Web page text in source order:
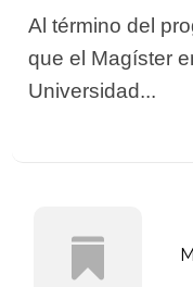
Al término del
que el Magíster
Universidad...